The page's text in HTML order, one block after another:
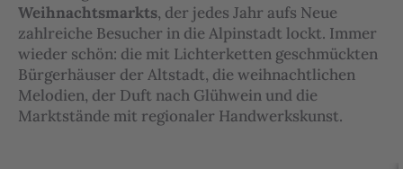
Weihnachtsmarkts, der jedes Jahr aufs Neue
zahlreiche Besucher in die Alpinstadt lockt. Immer
wieder schön: die mit Lichterketten geschmückten
Bürgerhäuser der Altstadt, die weihnachtlichen
Melodien, der Duft nach Glühwein und die
Marktstände mit regionaler Handwerkskunst.